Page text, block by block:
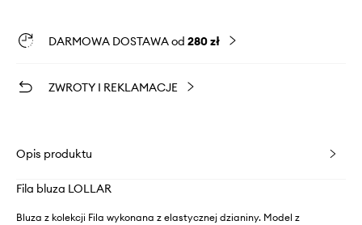
DARMOWA DOSTAWA od 280 zł
ZWROTY I REKLAMACJE
Opis produktu
Fila bluza LOLLAR
Bluza z kolekcji Fila wykonana z elastycznej dzianiny. Model z